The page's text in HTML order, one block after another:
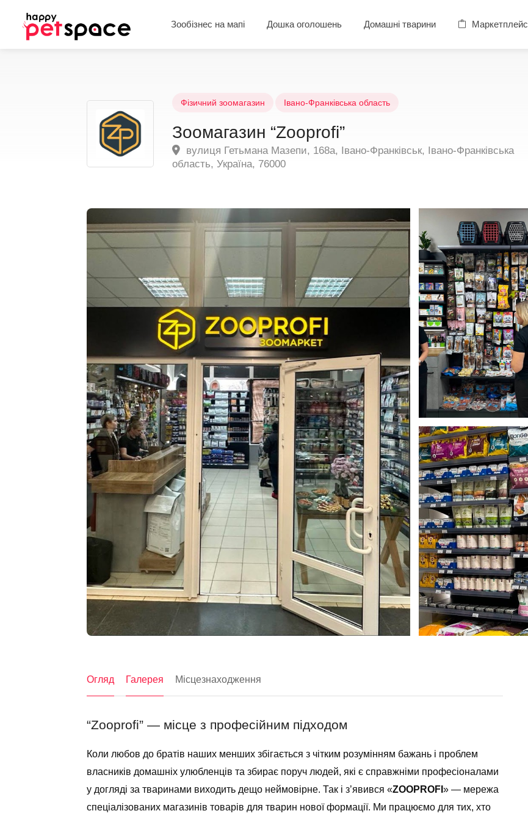
Зообізнес на мапі Дошка оголошень Домашні тварини Маркетплейс
Фізичний зоомагазин Івано-Франківська область
Зоомагазин “Zooprofi”
вулиця Гетьмана Мазепи, 168а, Івано-Франківськ, Івано-Франківська
область, Україна, 76000
Огляд Галерея Місцезнаходження
“Zooprofi” — місце з професійним підходом
Коли любов до братів наших менших збігається з чітким розумінням бажань і проблем
власників домашніх улюбленців та збирає поруч людей, які є справжніми професіоналами
у догляді за тваринами виходить дещо неймовірне. Так і з’явився «ZOOPROFI » — мережа
спеціалізованих магазинів товарів для тварин нової формації. Ми працюємо для тих, хто